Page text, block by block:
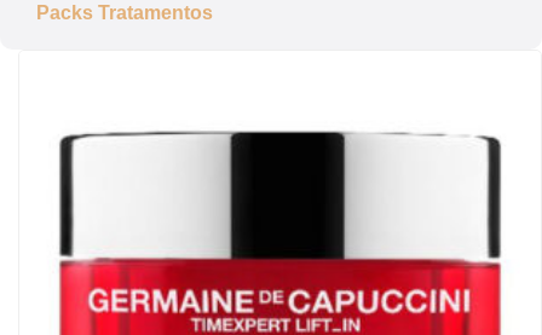
Packs Tratamentos